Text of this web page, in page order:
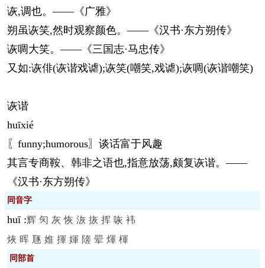
诙,调也。——《广雅》
朔虽诙笑,然时观察颜色。——《汉书·东方朔传》
诙啁大笑。——《三国志·马忠传》
又如:诙俳(诙谐戏谑);诙笑(嘲笑,戏谑);诙啁(诙谐嘲笑)
诙谐
huīxié
〖funny;humorous〗谈话富于风趣
其言专商鞍、韩非之语也,指意放荡,颇复诙谐。——
《汉书·东方朔传》
同音字
huī:辉 灳 灰 恢 洃 拻 挥 咴 袆
烣 晖 豗 婎 揮 媈 隓 翚 煇 楎
同部首